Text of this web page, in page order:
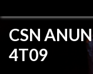
CSN
4T09